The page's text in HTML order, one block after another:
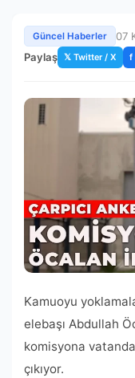
Güncel Haberler
07
Paylaş 𝕏 Twitter / X f
Kamuoyu
elebaşı Abdullah
komisyona
çıkıyor.